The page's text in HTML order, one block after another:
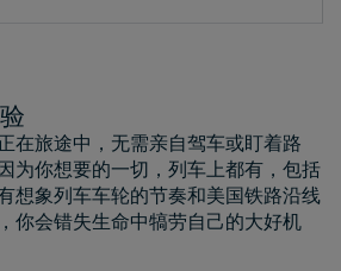
在旅途中，无需亲自驾车或盯着路
为你想要的一切，列车上都有，包括
想象列车车轮的节奏和美国铁路沿线
你会错失生命中犒劳自己的大好机